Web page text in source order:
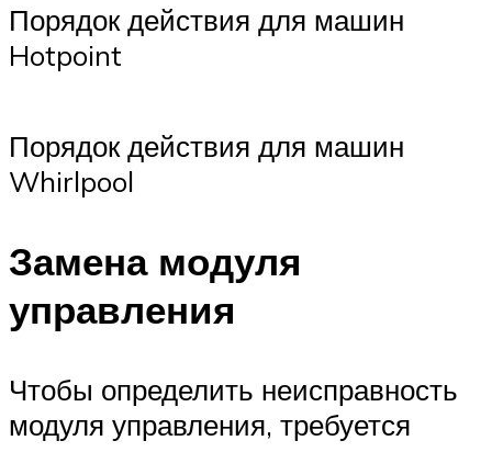
Порядок действия для машин
Hotpoint
Порядок действия для машин
Whirlpool
Замена модуля
управления
Чтобы определить неисправность
модуля управления, требуется